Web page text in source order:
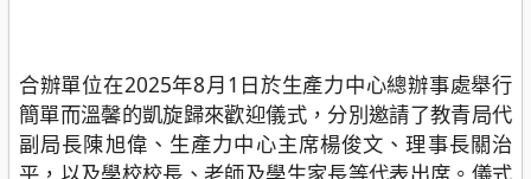
合辦單位在2025年8月1日於生產力中心總辦事處舉行
簡單而溫馨的凱旋歸來歡迎儀式，分別邀請了教青局代
副局長陳旭偉、生產力中心主席楊俊文、理事長關治
平，以及學校校長、老師及學生家長等代表出席。儀式